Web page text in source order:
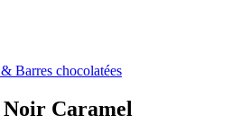
Barres chocolatées
Noir Caramel